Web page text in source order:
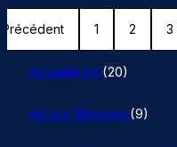
Précédent 1 2 3
Actualité I.A.(20)
Astuce Windows(9)